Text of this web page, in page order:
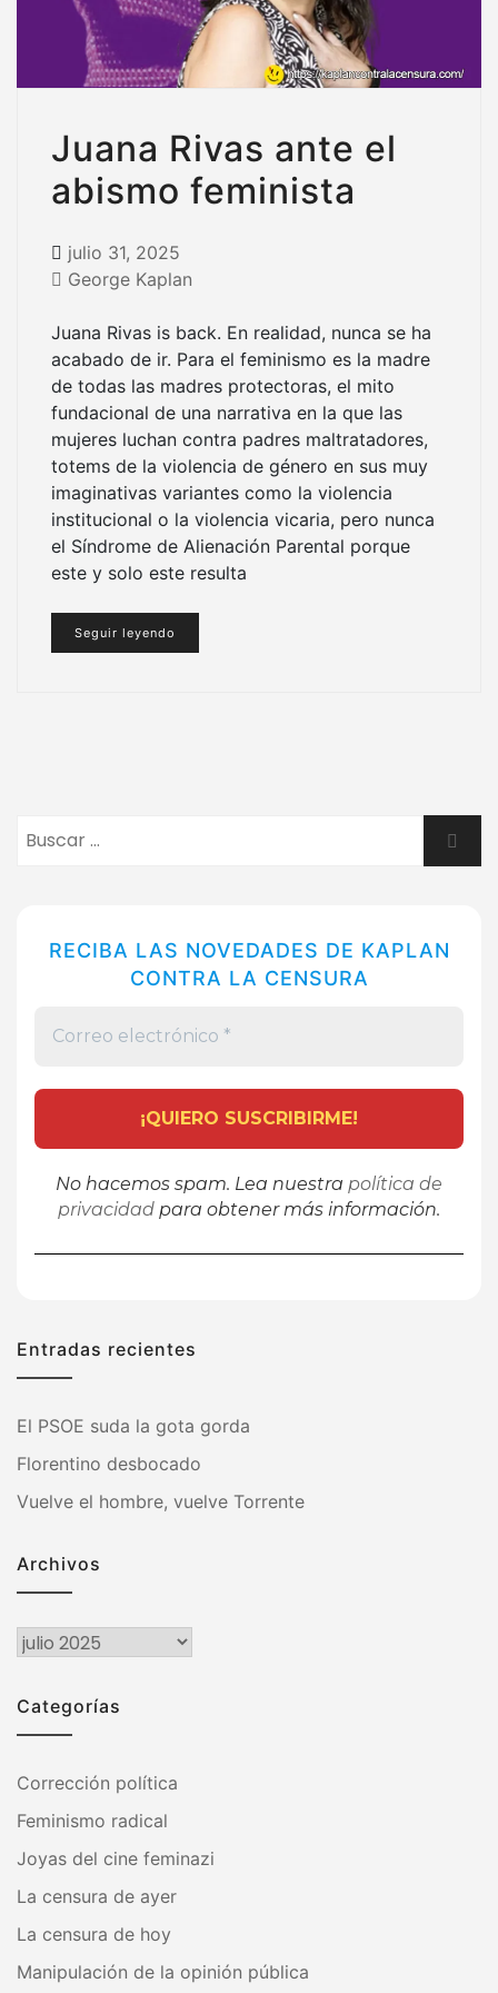
Juana Rivas ante el
abismo feminista
julio 31, 2025
George Kaplan
Juana Rivas is back. En realidad, nunca se ha
acabado de ir. Para el feminismo es la madre
de todas las madres protectoras, el mito
fundacional de una narrativa en la que las
mujeres luchan contra padres maltratadores,
totems de la violencia de género en sus muy
imaginativas variantes como la violencia
institucional o la violencia vicaria, pero nunca
el Síndrome de Alienación Parental porque
este y solo este resulta
Seguir leyendo
RECIBA LAS NOVEDADES DE KAPLAN
CONTRA LA CENSURA
No hacemos spam. Lea nuestra política de
privacidad para obtener más información.
Entradas recientes
El PSOE suda la gota gorda
Florentino desbocado
Vuelve el hombre, vuelve Torrente
Archivos
Archivos
Categorías
Corrección política
Feminismo radical
Joyas del cine feminazi
La censura de ayer
La censura de hoy
Manipulación de la opinión pública